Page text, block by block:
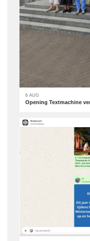
6 AUG
Opening Textmachine